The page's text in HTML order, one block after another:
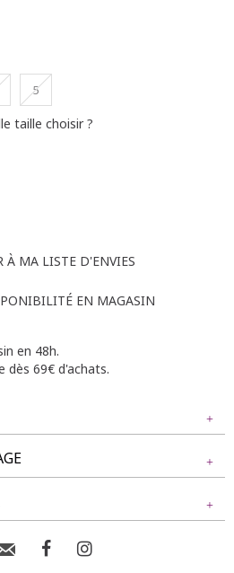
5
taille choisir ?
À MA LISTE D'ENVIES
EN MAGASIN
en 48h.
dès 69€ d'achats.
Coupe droite. Col chemise
Manches longues avec poignets
sur le devant et au dos..
Base arrondie.
mesure 1m75 et porte une